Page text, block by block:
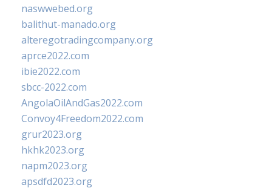
naswwebed.org
balithut-manado.org
alteregotradingcompany.org
aprce2022.com
ibie2022.com
sbcc-2022.com
AngolaOilAndGas2022.com
Convoy4Freedom2022.com
grur2023.org
hkhk2023.org
napm2023.org
apsdfd2023.org